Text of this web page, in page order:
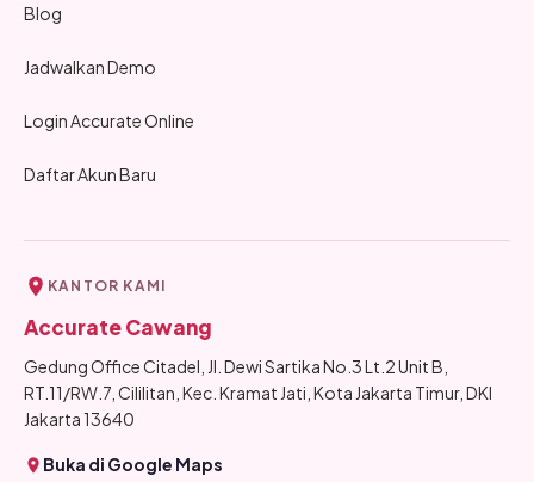
Blog
Jadwalkan Demo
Login Accurate Online
Daftar Akun Baru
KANTOR KAMI
Accurate Cawang
Gedung Office Citadel, Jl. Dewi Sartika No.3 Lt.2 Unit B,
RT.11/RW.7, Cililitan, Kec. Kramat Jati, Kota Jakarta Timur, DKI
Jakarta 13640
Buka di Google Maps